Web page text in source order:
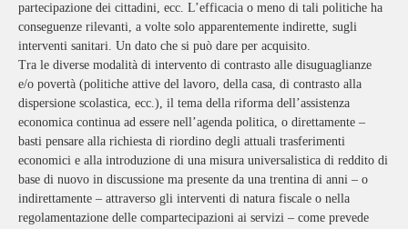
partecipazione dei cittadini, ecc. L’efficacia o meno di tali politiche ha
conseguenze rilevanti, a volte solo apparentemente indirette, sugli
interventi sanitari. Un dato che si può dare per acquisito.
Tra le diverse modalità di intervento di contrasto alle disuguaglianze
e/o povertà (politiche attive del lavoro, della casa, di contrasto alla
dispersione scolastica, ecc.), il tema della riforma dell’assistenza
economica continua ad essere nell’agenda politica, o direttamente –
basti pensare alla richiesta di riordino degli attuali trasferimenti
economici e alla introduzione di una misura universalistica di reddito di
base di nuovo in discussione ma presente da una trentina di anni – o
indirettamente – attraverso gli interventi di natura fiscale o nella
regolamentazione delle compartecipazioni ai servizi – come prevede